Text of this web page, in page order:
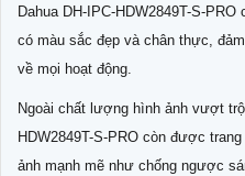
Dahua DH-IPC-HDW2849T-S-
có màu sắc đẹp và chân thực,
về mọi hoạt động.
Ngoài chất lượng hình ảnh vượt
HDW2849T-S-PRO còn được
ảnh mạnh mẽ như chống ngược